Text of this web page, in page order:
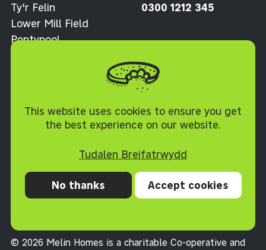
This website uses cookies to ensure you get
the best experience on our website.
Tudalen Breifatrwydd
No thanks Accept cookies
Ty'r Felin
Lower Mill Field
Pontypool
0300 1212 345
Preifatrwydd Cwcis
Datganiad hygyrchedd
Telerau ac Amodau
© 2026 Melin Homes is a charitable Co-operative and